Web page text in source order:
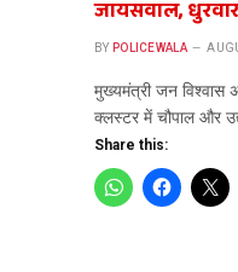
जायसवाल,
BY POLICEWALA
​मुख्यमंत्री जन विश्वास
क्लस्टर में चौपाल और
Share this: